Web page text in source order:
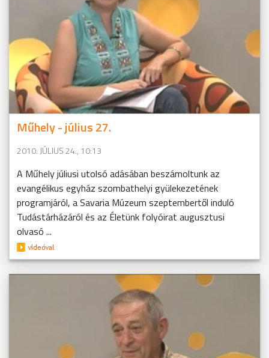
Műhely - július 27.
2010. JÚLIUS 24., 10:13
A Műhely júliusi utolsó adásában beszámoltunk az
evangélikus egyház szombathelyi gyülekezetének
programjáról, a Savaria Múzeum szeptembertől induló
Tudástárházáról és az Életünk folyóirat augusztusi
olvasó ...